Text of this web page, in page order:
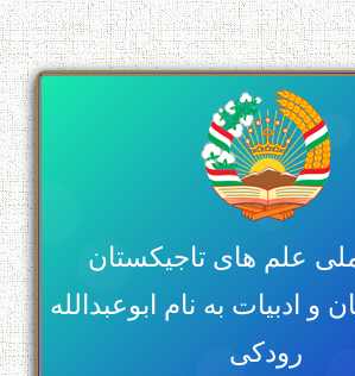
علم های تاجیکستان
و ادبیات به نام ابوعبدالله
رودکی